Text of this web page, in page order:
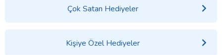
Çok Satan Hediyeler
Kişiye Özel Hediyeler